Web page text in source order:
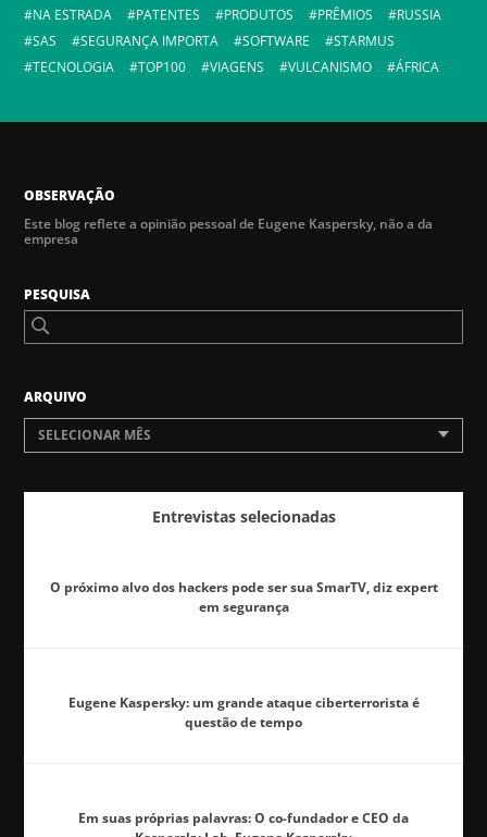
NA ESTRADA
PATENTES PRODUTOS PRÊMIOS
RUSSIA
SAS
SEGURANÇA IMPORTA SOFTWARE
STARMUS
TECNOLOGIA
TOP100 VIAGENS VULCANISMO ÁFRICA
OBSERVAÇÃO
Este blog reflete a opinião pessoal de Eugene Kaspersky, não a da
empresa
PESQUISA
ARQUIVO
SELECIONAR MÊS
Entrevistas selecionadas
O próximo alvo dos hackers pode ser sua SmarTV, diz expert
em segurança
Eugene Kaspersky: um grande ataque ciberterrorista é
questão de tempo
Em suas próprias palavras: O co-fundador e CEO da